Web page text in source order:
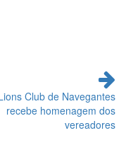
Club de Navegantes
recebe homenagem dos
vereadores